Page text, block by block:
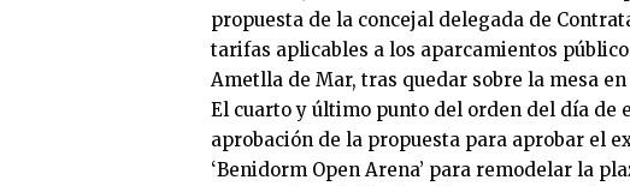
propuesta de la concejal delegada de
tarifas aplicables a los aparcamientos
Ametlla de Mar, tras quedar sobre la mesa
El cuarto y último punto del orden del día de
aprobación de la propuesta para aprobar el
‘Benidorm Open Arena’ para remodelar la